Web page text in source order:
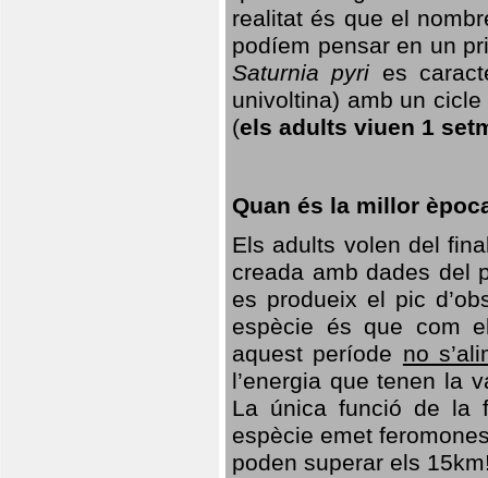
realitat és que el
podíem pensar en un
Saturnia pyri es
univoltina) amb un
(els adults viuen 1
Quan és la millor
Els adults volen del
creada amb dades del
es produeix el pic
espècie és que com
aquest període no
l’energia que tenen la
La única funció de la
espècie emet
poden superar els